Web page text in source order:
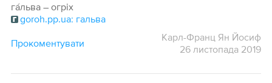
га́льва – огріх
goroh.pp.ua: гальва
Прокоментувати
Карл-Франц Ян Йосиф
26 листопада 2019